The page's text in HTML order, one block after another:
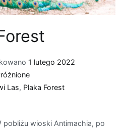
1 lutego 2022
Las, Plaka Forest
pobliżu wioski Antimachia, po